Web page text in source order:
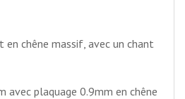
chêne massif, avec un chant
avec plaquage 0.9mm en chêne